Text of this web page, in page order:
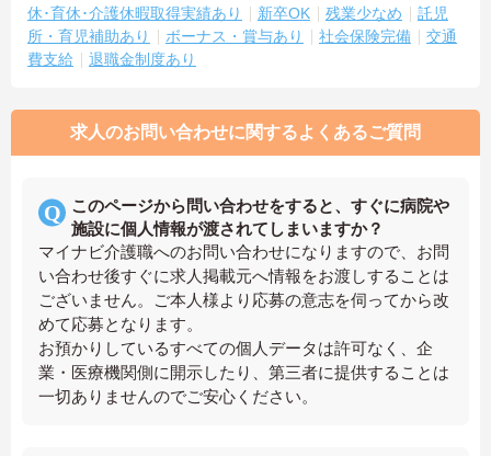
休･育休･介護休暇取得実績あり
新卒OK 残業少なめ
託児
所・育児補助あり
ボーナス・賞与あり 社会保険完備
交通
費支給
退職金制度あり
求人のお問い合わせに関するよくあるご質問
このページから問い合わせをすると、すぐに病院や
施設に個人情報が渡されてしまいますか？
マイナビ介護職へのお問い合わせになりますので、お問
い合わせ後すぐに求人掲載元へ情報をお渡しすることは
ございません。ご本人様より応募の意志を伺ってから改
めて応募となります。
お預かりしているすべての個人データは許可なく、企
業・医療機関側に開示したり、第三者に提供することは
一切ありませんのでご安心ください。